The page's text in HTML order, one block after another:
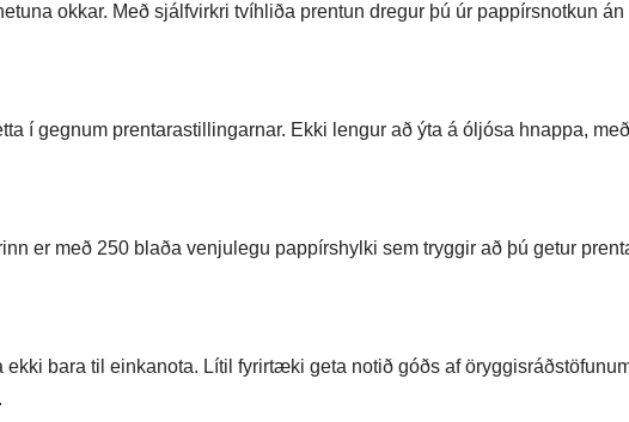
okkar. Með sjálfvirkri tvíhliða prentun dregur þú úr pappírsnotkun án
í gegnum prentarastillingarnar. Ekki lengur að ýta á óljósa hnappa, með
er með 250 blaða venjulegu pappírshylki sem tryggir að þú getur
bara til einkanota. Lítil fyrirtæki geta notið góðs af